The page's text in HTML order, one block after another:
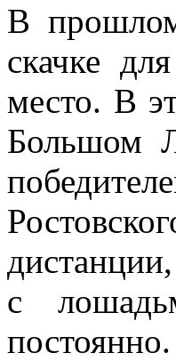
В
скачке
место. В
Большом
с
постоянно.